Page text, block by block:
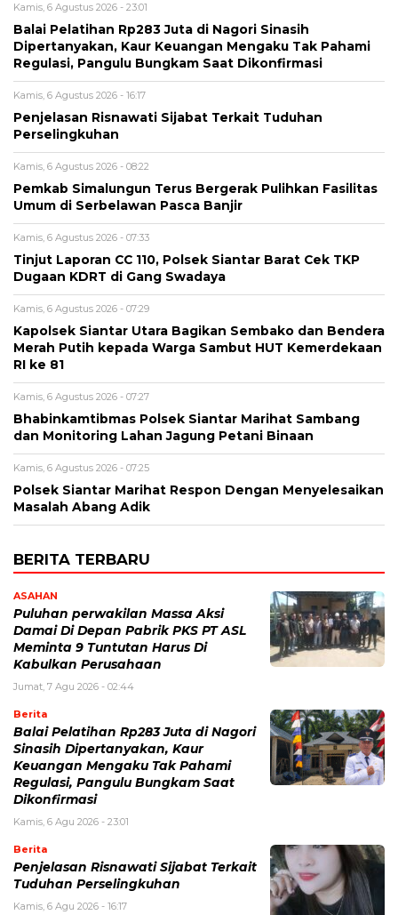
Kamis, 6 Agustus 2026 - 23:01
Balai Pelatihan Rp283 Juta di Nagori Sinasih
Dipertanyakan, Kaur Keuangan Mengaku Tak Pahami
Regulasi, Pangulu Bungkam Saat Dikonfirmasi
Kamis, 6 Agustus 2026 - 16:17
Penjelasan Risnawati Sijabat Terkait Tuduhan
Perselingkuhan
Kamis, 6 Agustus 2026 - 08:22
Pemkab Simalungun Terus Bergerak Pulihkan Fasilitas
Umum di Serbelawan Pasca Banjir
Kamis, 6 Agustus 2026 - 07:33
Tinjut Laporan CC 110, Polsek Siantar Barat Cek TKP
Dugaan KDRT di Gang Swadaya
Kamis, 6 Agustus 2026 - 07:29
Kapolsek Siantar Utara Bagikan Sembako dan Bendera
Merah Putih kepada Warga Sambut HUT Kemerdekaan
RI ke 81
Kamis, 6 Agustus 2026 - 07:27
Bhabinkamtibmas Polsek Siantar Marihat Sambang
dan Monitoring Lahan Jagung Petani Binaan
Kamis, 6 Agustus 2026 - 07:25
Polsek Siantar Marihat Respon Dengan Menyelesaikan
Masalah Abang Adik
BERITA TERBARU
ASAHAN
Puluhan perwakilan Massa Aksi
Damai Di Depan Pabrik PKS PT ASL
Meminta 9 Tuntutan Harus Di
Kabulkan Perusahaan
Jumat, 7 Agu 2026 - 02:44
Berita
Balai Pelatihan Rp283 Juta di Nagori
Sinasih Dipertanyakan, Kaur
Keuangan Mengaku Tak Pahami
Regulasi, Pangulu Bungkam Saat
Dikonfirmasi
Kamis, 6 Agu 2026 - 23:01
Berita
Penjelasan Risnawati Sijabat Terkait
Tuduhan Perselingkuhan
Kamis, 6 Agu 2026 - 16:17